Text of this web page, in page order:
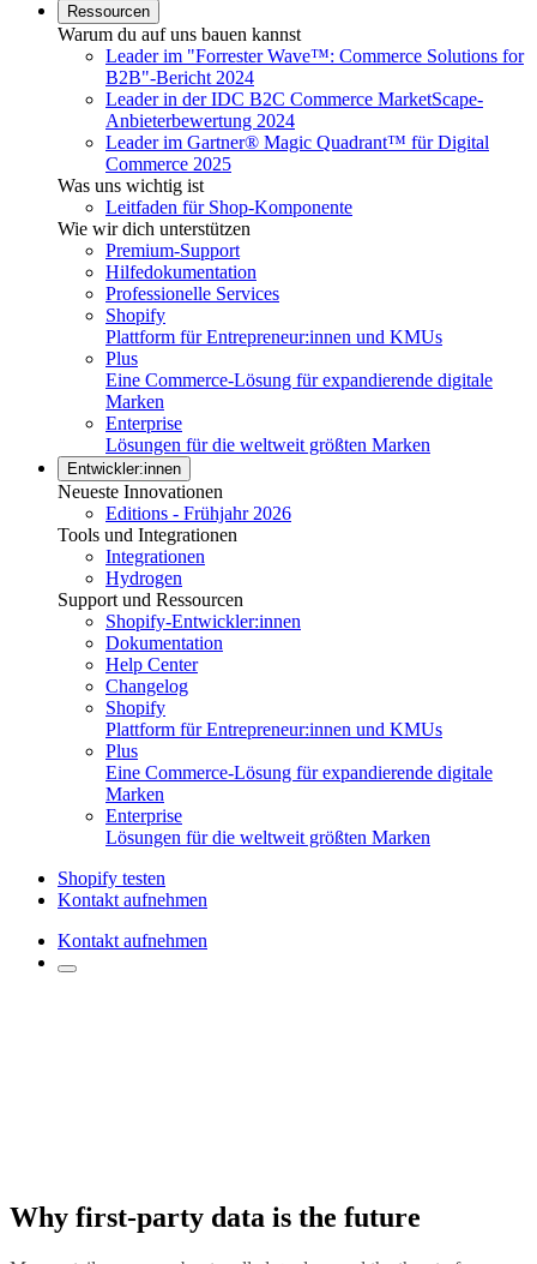
Ressourcen
Warum du auf uns bauen kannst
Leader im "Forrester Wave™: Commerce Solutions for
B2B"-Bericht 2024
Leader in der IDC B2C Commerce MarketScape-
Anbieterbewertung 2024
Leader im Gartner® Magic Quadrant™ für Digital
Commerce 2025
Was uns wichtig ist
Leitfaden für Shop-Komponente
Wie wir dich unterstützen
Premium-Support
Hilfedokumentation
Professionelle Services
Shopify
Plattform für Entrepreneur:innen und KMUs
Plus
Eine Commerce-Lösung für expandierende digitale
Marken
Enterprise
Lösungen für die weltweit größten Marken
Entwickler:innen
Neueste Innovationen
Editions - Frühjahr 2026
Tools und Integrationen
Integrationen
Hydrogen
Support und Ressourcen
Shopify-Entwickler:innen
Dokumentation
Help Center
Changelog
Shopify
Plattform für Entrepreneur:innen und KMUs
Plus
Eine Commerce-Lösung für expandierende digitale
Marken
Enterprise
Lösungen für die weltweit größten Marken
Shopify testen
Kontakt aufnehmen
Kontakt aufnehmen
Why first-party data is the future